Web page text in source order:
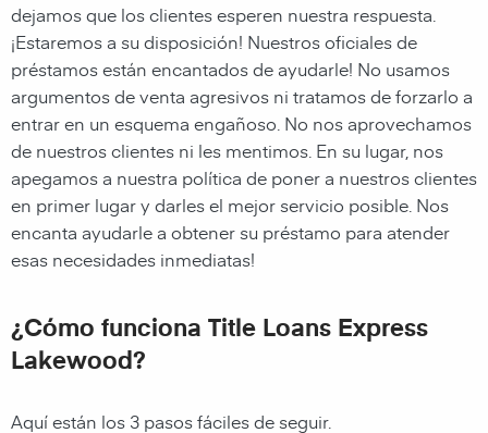
dejamos que los clientes esperen nuestra respuesta.
¡Estaremos a su disposición! Nuestros oficiales de
préstamos están encantados de ayudarle! No usamos
argumentos de venta agresivos ni tratamos de forzarlo a
entrar en un esquema engañoso. No nos aprovechamos
de nuestros clientes ni les mentimos. En su lugar, nos
apegamos a nuestra política de poner a nuestros clientes
en primer lugar y darles el mejor servicio posible. Nos
encanta ayudarle a obtener su préstamo para atender
esas necesidades inmediatas!
¿Cómo funciona Title Loans Express
Lakewood?
Aquí están los 3 pasos fáciles de seguir.